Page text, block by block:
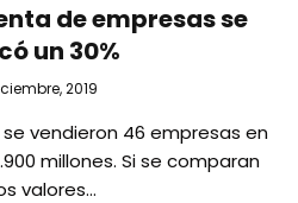
de empresas se
un 30%
2019
vendieron 46 empresas en
millones. Si se comparan
valores…